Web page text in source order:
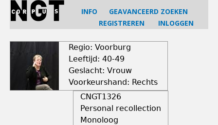
Jump
navigation
INFO
GEAVANCEERD ZOEKEN
REGISTREREN
INLOGGEN
Regio: Voorburg
Leeftijd: 40-49
Geslacht: Vrouw
Voorkeurshand: Rechts
CNGT1326
Personal recollection
Monoloog